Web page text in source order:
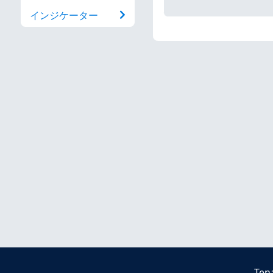
インジケーター